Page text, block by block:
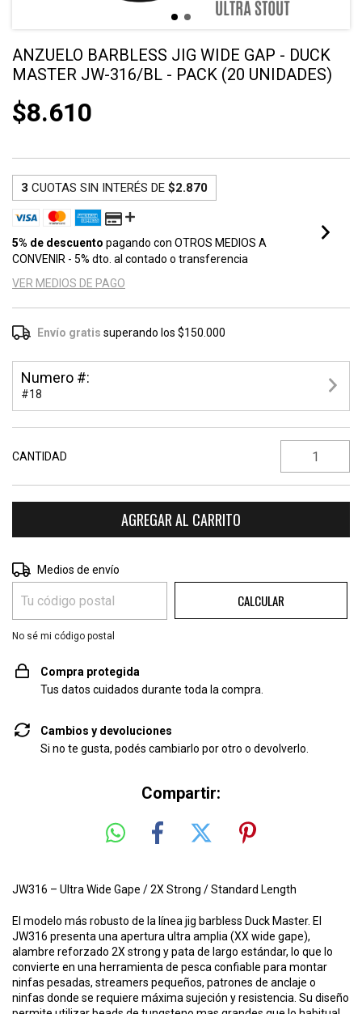
ANZUELO BARBLESS JIG WIDE GAP - DUCK
MASTER JW-316/BL - PACK (20 UNIDADES)
$8.610
3 CUOTAS SIN INTERÉS DE $2.870
5% de descuento pagando con OTROS MEDIOS A
CONVENIR - 5% dto. al contado o transferencia
VER MEDIOS DE PAGO
Envío gratis superando los$150.000
Numero #:
#18
CANTIDAD
Entregas para el CP:
Medios de envío
CALCULAR
No sé mi código postal
Compra protegida
Tus datos cuidados durante toda la compra.
Cambios y devoluciones
Si no te gusta, podés cambiarlo por otro o devolverlo.
Compartir:
JW316 – Ultra Wide Gape / 2X Strong / Standard Length
El modelo más robusto de la línea jig barbless Duck Master. El
JW316 presenta una apertura ultra amplia (XX wide gape),
alambre reforzado 2X strong y pata de largo estándar, lo que lo
convierte en una herramienta de pesca confiable para montar
ninfas pesadas, streamers pequeños, patrones de anclaje o
ninfas donde se requiere máxima sujeción y resistencia. Su diseño